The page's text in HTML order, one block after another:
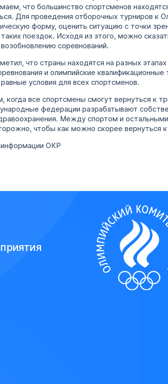
что большинство спортсменов
Для проведения отборочных турниров к
форму, оценить ситуацию с точки
поездок. Исходя из этого, можно
соревнований.
что страны находятся на разных
и олимпийские квалификационные
условия для всех спортсменов.
все спортсмены смогут вернуться к
федерации разрабатывают
Между спортом и
чтобы как можно скорее вернуться
ОКР